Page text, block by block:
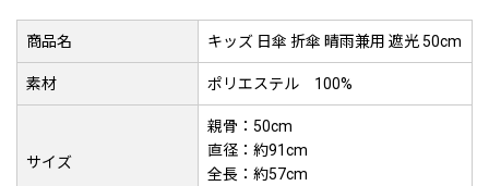
商品名 キッズ 日傘 折傘 晴雨兼用 遮光 50cm
素材 ポリエステル 100%
サイズ
親骨：50cm
直径：約91cm
全長：約57cm